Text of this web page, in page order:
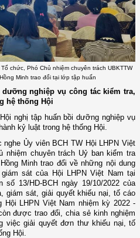
chức, Phó Chủ nhiệm chuyên trách UBKTTW
Minh trao đổi tại lớp tập huấn
nghiệp vụ công tác kiểm tra,
hệ thống Hội
nghị tập huấn bồi dưỡng nghiệp vụ
kỷ luật trong hệ thống Hội.
Ủy viên BCH TW Hội LHPN Việt
nhiệm chuyên trách Uỷ ban kiểm tra
Minh trao đổi về những nội dung
sát của Hội LHPN Việt Nam tại
13/HD-BCH ngày 19/10/2022 của
giám sát, giải quyết khiếu nại, tố cáo
LHPN Việt Nam nhiệm kỳ 2022 -
được trao đổi, chia sẻ kinh nghiệm
việc giải quyết đơn thư khiếu nại, tố
Hội.